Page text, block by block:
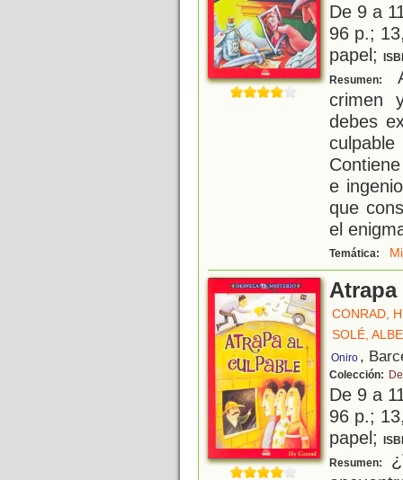
De 9 a
96 p.;
papel;
Resumen:
crimen
debes
e
que
el
Temática:
CONRAD,
SOLÉ,
Oniro ,
Colección:
De 9 a
96 p.;
papel;
Resumen: